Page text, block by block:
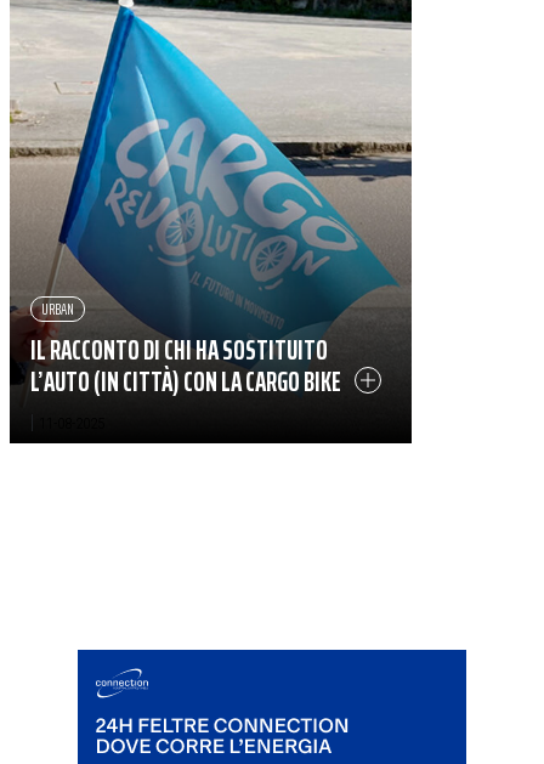
IL RACCONTO DI CHI HA SOSTITUITO
L’AUTO (IN CITTÀ) CON LA CARGO BIKE
URBAN